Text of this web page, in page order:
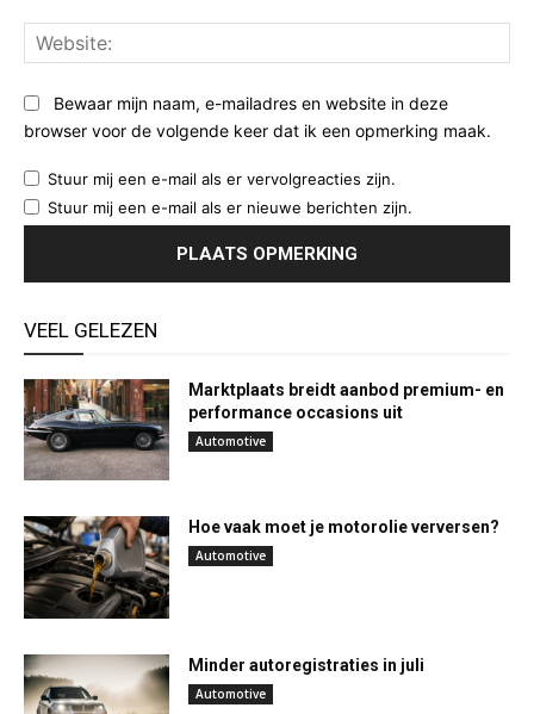
Bewaar mijn naam, e-mailadres en website in deze
browser voor de volgende keer dat ik een opmerking maak.
Stuur mij een e-mail als er vervolgreacties zijn.
Stuur mij een e-mail als er nieuwe berichten zijn.
VEEL GELEZEN
Marktplaats breidt aanbod premium- en
performance occasions uit
Automotive
Hoe vaak moet je motorolie verversen?
Automotive
Minder autoregistraties in juli
Automotive